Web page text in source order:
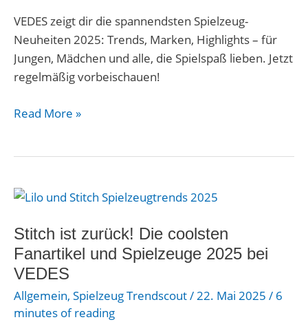
VEDES zeigt dir die spannendsten Spielzeug-
Neuheiten 2025: Trends, Marken, Highlights – für
Jungen, Mädchen und alle, die Spielspaß lieben. Jetzt
regelmäßig vorbeischauen!
Alter
Read More »
Stitch ist zurück! Die coolsten
Fanartikel und Spielzeuge 2025 bei
VEDES
Allgemein, Spielzeug Trendscout/22. Mai 2025 / 6
minutes of reading
Stitch
zurück!
Die
coolsten
Fanartikel
und